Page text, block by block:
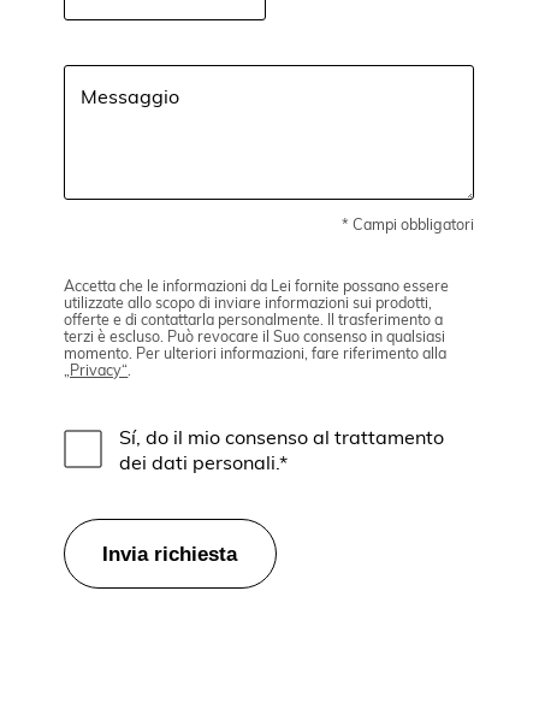
Messaggio
* Campi obbligatori
Accetta che le informazioni da Lei fornite possano essere
utilizzate allo scopo di inviare informazioni sui prodotti,
offerte e di contattarla personalmente. Il trasferimento a
terzi è escluso. Può revocare il Suo consenso in qualsiasi
momento. Per ulteriori informazioni, fare riferimento alla
„Privacy“
Sí, do il mio consenso al trattamento
dei dati personali.*
Invia richiesta